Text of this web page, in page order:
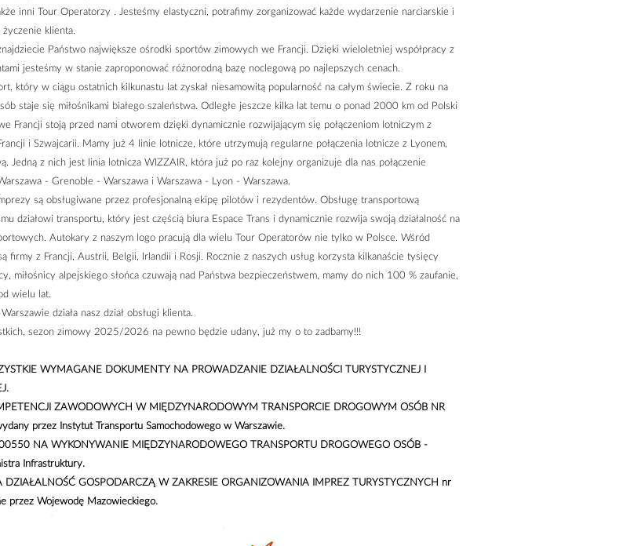
inni Tour Operatorzy . Jesteśmy elastyczni, potrafimy zorganizować każde wydarzenie narciarskie i
klienta.
Państwo największe ośrodki sportów zimowych we Francji. Dzięki wieloletniej współpracy z
jesteśmy w stanie zaproponować różnorodną bazę noclegową po najlepszych cenach.
który w ciągu ostatnich kilkunastu lat zyskał niesamowitą popularność na całym świecie. Z roku na
staje się miłośnikami białego szaleństwa. Odległe jeszcze kilka lat temu o ponad 2000 km od Polski
Francji stoją przed nami otworem dzięki dynamicznie rozwijającym się połączeniom lotniczym z
i Szwajcarii. Mamy już 4 linie lotnicze, które utrzymują regularne połączenia lotnicze z Lyonem,
Jedną z nich jest linia lotnicza WIZZAIR, która już po raz kolejny organizuje dla nas połączenie
- Grenoble - Warszawa i Warszawa - Lyon - Warszawa.
są obsługiwane przez profesjonalną ekipę pilotów i rezydentów. Obsługę transportową
działowi transportu, który jest częścią biura Espace Trans i dynamicznie rozwija swoją działalność na
Autokary z naszym logo pracują dla wielu Tour Operatorów nie tylko w Polsce. Wśród
firmy z Francji, Austrii, Belgii, Irlandii i Rosji. Rocznie z naszych usług korzysta kilkanaście tysięcy
miłośnicy alpejskiego słońca czuwają nad Państwa bezpieczeństwem, mamy do nich 100 % zaufanie,
wielu lat.
działa nasz dział obsługi klienta.
sezon zimowy 2025/2026 na pewno będzie udany, już my o to zadbamy!!!
WYMAGANE DOKUMENTY NA PROWADZANIE DZIAŁALNOŚCI TURYSTYCZNEJ I
ZAWODOWYCH W MIĘDZYNARODOWYM TRANSPORCIE DROGOWYM OSÓB NR
przez Instytut Transportu Samochodowego w Warszawie.
NA WYKONYWANIE MIĘDZYNARODOWEGO TRANSPORTU DROGOWEGO OSÓB -
Infrastruktury.
DZIAŁALNOŚĆ GOSPODARCZĄ W ZAKRESIE ORGANIZOWANIA IMPREZ TURYSTYCZNYCH nr
przez Wojewodę Mazowieckiego.